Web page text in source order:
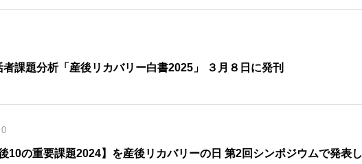
課題分析「産後リカバリー白書2025」 ３月８日に発刊
後10の重要課題2024】を産後リカバリーの日 第2回シンポジウムで発表し